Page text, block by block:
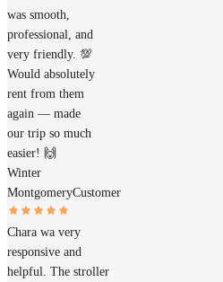
was smooth,
professional, and
very friendly. 💯
Would absolutely
rent from them
again — made
our trip so much
easier! 🙌
Winter
MontgomeryCustomer
Chara wa very
responsive and
helpful. The stroller